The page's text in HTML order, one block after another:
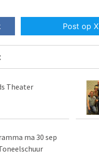
Post op X
Theater
ma 30 sep